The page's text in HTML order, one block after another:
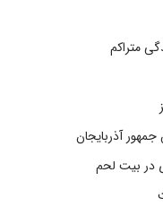
متراکم
آذربایجان
بیت‌ لحم